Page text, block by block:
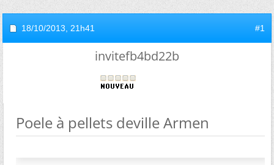
18/10/2013, 21h41 #1
invitefb4bd22b
Poele à pellets deville Armen